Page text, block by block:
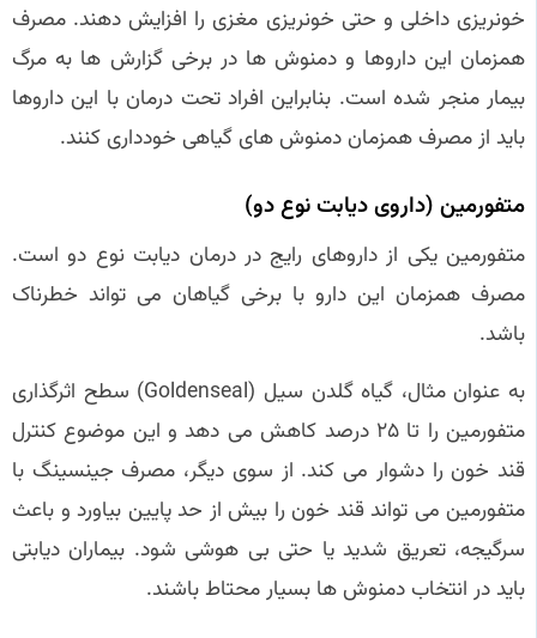
خونریزی داخلی و حتی خونریزی مغزی را افزایش دهند. مصرف
همزمان این داروها و دمنوش‌ ها در برخی گزارش‌ ها به مرگ
بیمار منجر شده است. بنابراین افراد تحت درمان با این داروها
باید از مصرف همزمان دمنوش‌ های گیاهی خودداری کنند.
متفورمین (داروی دیابت نوع دو)
متفورمین یکی از داروهای رایج در درمان دیابت نوع دو است.
مصرف همزمان این دارو با برخی گیاهان می‌ تواند خطرناک
باشد.
به عنوان مثال، گیاه گلدن سیل (Goldenseal) سطح اثرگذاری
متفورمین را تا ۲۵ درصد کاهش می‌ دهد و این موضوع کنترل
قند خون را دشوار می‌ کند. از سوی دیگر، مصرف جینسینگ با
متفورمین می‌ تواند قند خون را بیش از حد پایین بیاورد و باعث
سرگیجه، تعریق شدید یا حتی بی‌ هوشی شود. بیماران دیابتی
باید در انتخاب دمنوش‌ ها بسیار محتاط باشند.